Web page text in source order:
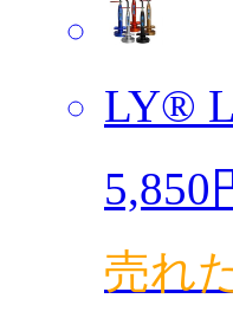
LY®
5,850
売れ